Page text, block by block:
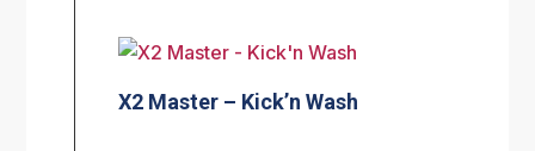
X2 Master – Kick’n Wash